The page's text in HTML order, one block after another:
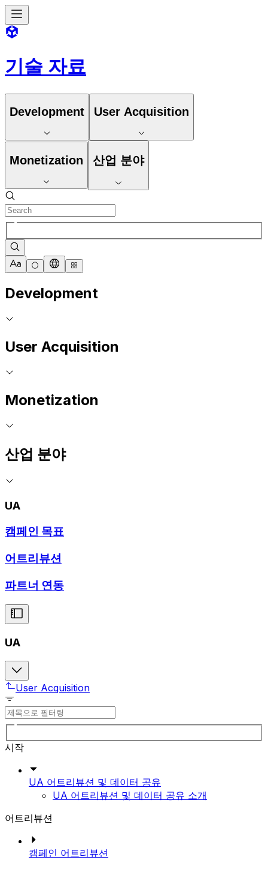
기술 자료
Development User Acquisition
Monetization 산업 분야
Development
User Acquisition
Monetization
산업 분야
UA
캠페인 목표
어트리뷰션
파트너 연동
UA
User Acquisition
시작
UA 어트리뷰션 및 데이터 공유
UA 어트리뷰션 및 데이터 공유 소개
어트리뷰션
캠페인 어트리뷰션